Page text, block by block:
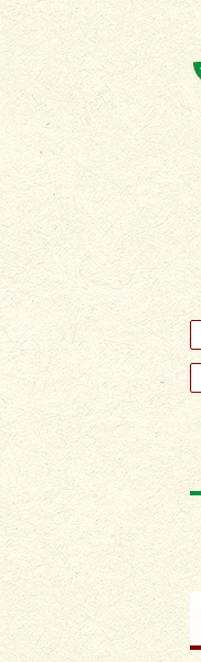
目
ラ